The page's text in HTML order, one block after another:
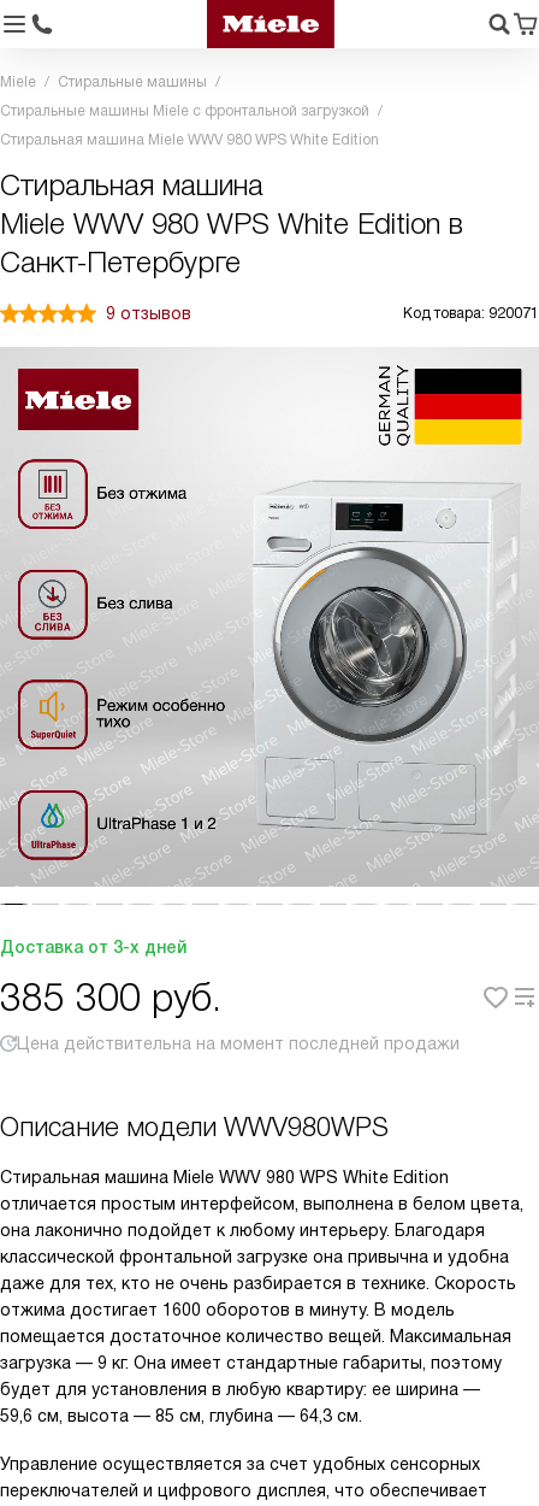
Miele
Стиральные машины
Стиральные машины Miele с фронтальной загрузкой
Стиральная машина Miele WWV 980 WPS White Edition
Стиральная машина
Miele WWV 980 WPS White Edition в
Санкт-Петербурге
9 отзывов Код товара: 920071
Доставка от 3-х дней
385 300 руб.
Цена действительна на момент последней продажи
Описание модели WWV980WPS
Стиральная машина Miele WWV 980 WPS White Edition
отличается простым интерфейсом, выполнена в белом цвета,
она лаконично подойдет к любому интерьеру. Благодаря
классической фронтальной загрузке она привычна и удобна
даже для тех, кто не очень разбирается в технике. Скорость
отжима достигает 1600 оборотов в минуту. В модель
помещается достаточное количество вещей. Максимальная
загрузка — 9 кг. Она имеет стандартные габариты, поэтому
будет для установления в любую квартиру: ее ширина —
59,6 см, высота — 85 см, глубина — 64,3 см.
Управление осуществляется за счет удобных сенсорных
переключателей и цифрового дисплея, что обеспечивает